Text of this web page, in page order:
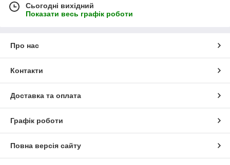
Сьогодні вихідний
Показати весь графік роботи
Про нас
Контакти
Доставка та оплата
Графік роботи
Повна версія сайту